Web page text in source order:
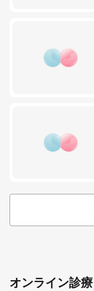
オンライン診療